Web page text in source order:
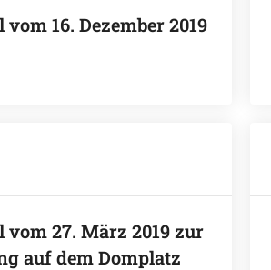
16. Dezember 2019
27. März 2019 zur
auf dem Domplatz